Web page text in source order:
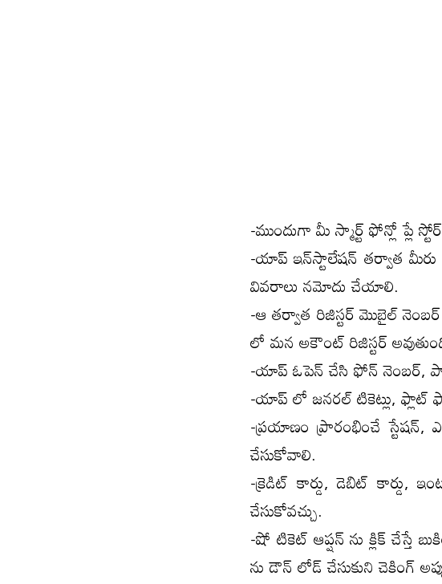
-ముందుగా మీ స్మార్ట్ ఫోన్లో ప్లే
-యాప్ ఇన్‌స్టాలేషన్ తర్వాత మీరు
వివరాలు నమోదు చేయాలి.
-ఆ తర్వాత రిజిస్టర్ మొబైల్
లో మన అకౌంట్ రిజిస్టర్
-యాప్ ఓపెన్ చేసి ఫోన్ నెంబర్,
-యాప్ లో జనరల్ టికెట్లు, ఫ్లాట్
-ప్రయాణం ప్రారంభించే స్టేషన్,
చేసుకోవాలి.
-క్రెడిట్ కార్డు, డెబిట్ కార్డు,
చేసుకోవచ్చు.
-షో టికెట్ ఆప్షన్ ను క్లిక్ చేస్తే
ను డౌన్ లోడ్ చేసుకుని చెకింగ్